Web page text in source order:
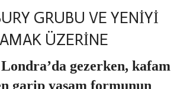
GRUBU VE YENİYİ
ÜZERİNE
Londra’da gezerken, kafam
garip yaşam formunun